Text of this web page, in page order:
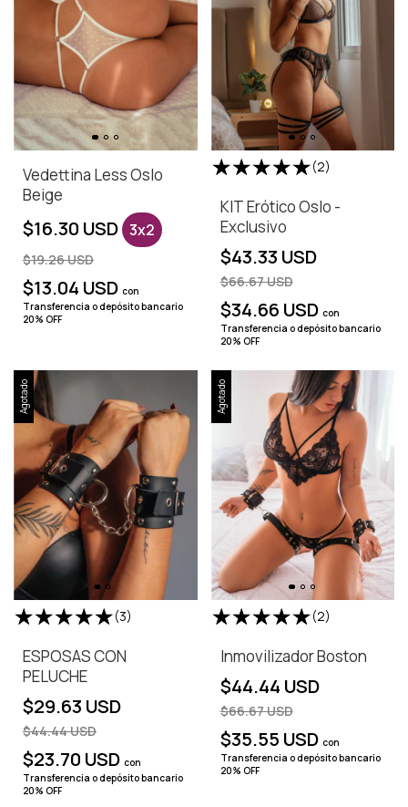
Vedettina Less Oslo
Beige
$16.30 USD 3x2
$19.26 USD
$13.04 USD con
Transferencia o depósito bancario
20% OFF
(2)
KIT Erótico Oslo -
Exclusivo
$43.33 USD
$66.67 USD
$34.66 USD con
Transferencia o depósito bancario
20% OFF
Agotado
(3)
ESPOSAS CON
PELUCHE
$29.63 USD
$44.44 USD
$23.70 USD con
Transferencia o depósito bancario
20% OFF
Agotado
(2)
Inmovilizador Boston
$44.44 USD
$66.67 USD
$35.55 USD con
Transferencia o depósito bancario
20% OFF